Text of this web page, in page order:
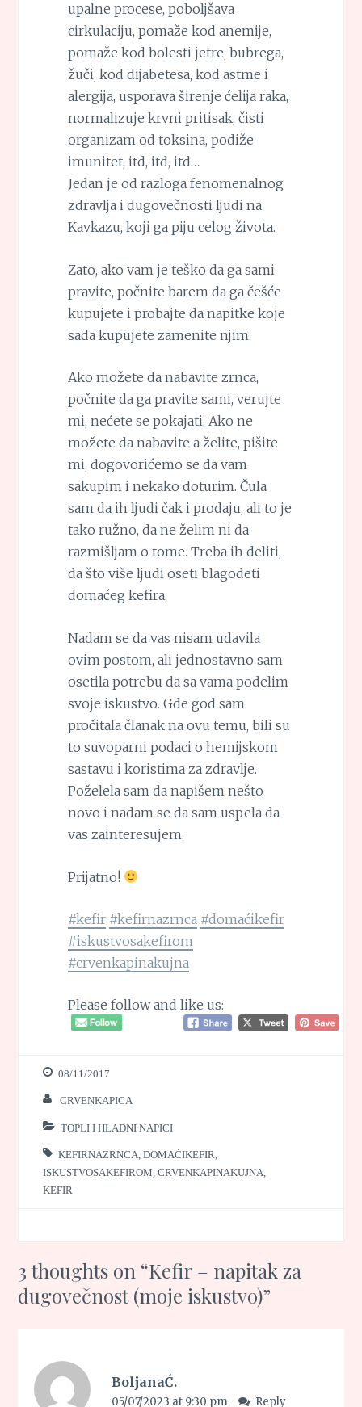
upalne procese, poboljšava
cirkulaciju, pomaže kod anemije,
pomaže kod bolesti jetre, bubrega,
žuči, kod dijabetesa, kod astme i
alergija, usporava širenje ćelija raka,
normalizuje krvni pritisak, čisti
organizam od toksina, podiže
imunitet, itd, itd, itd…
Jedan je od razloga fenomenalnog
zdravlja i dugovečnosti ljudi na
Kavkazu, koji ga piju celog života.
Zato, ako vam je teško da ga sami
pravite, počnite barem da ga češće
kupujete i probajte da napitke koje
sada kupujete zamenite njim.
Ako možete da nabavite zrnca,
počnite da ga pravite sami, verujte
mi, nećete se pokajati. Ako ne
možete da nabavite a želite, pišite
mi, dogovorićemo se da vam
sakupim i nekako doturim. Čula
sam da ih ljudi čak i prodaju, ali to je
tako ružno, da ne želim ni da
razmišljam o tome. Treba ih deliti,
da što više ljudi oseti blagodeti
domaćeg kefira.
Nadam se da vas nisam udavila
ovim postom, ali jednostavno sam
osetila potrebu da sa vama podelim
svoje iskustvo. Gde god sam
pročitala članak na ovu temu, bili su
to suvoparni podaci o hemijskom
sastavu i koristima za zdravlje.
Poželela sam da napišem nešto
novo i nadam se da sam uspela da
vas zainteresujem.
Prijatno!
#kefir #kefirnazrnca #domaćikefir
#iskustvosakefirom
#crvenkapinakujna
Please follow and like us:
08/11/2017
CRVENKAPICA
TOPLI I HLADNI NAPICI
KEFIRNAZRNCA ,DOMAĆIKEFIR
ISKUSTVOSAKEFIROM ,CRVENKAPINAKUJNA
KEFIR
3 thoughts on “Kefir – napitak za
dugovečnost (moje iskustvo)”
BoljanaĆ.
05/07/2023 at 9:30 pm Reply